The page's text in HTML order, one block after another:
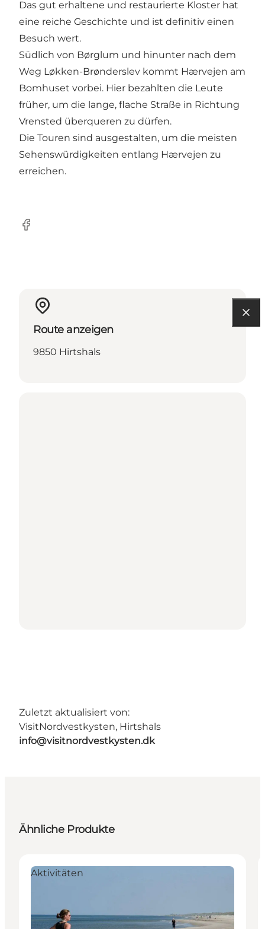
Das gut erhaltene und restaurierte Kloster hat
eine reiche Geschichte und ist definitiv einen
Besuch wert.
Südlich von Børglum und hinunter nach dem
Weg Løkken-Brønderslev kommt Hærvejen am
Bomhuset vorbei. Hier bezahlten die Leute
früher, um die lange, flache Straße in Richtung
Vrensted überqueren zu dürfen.
Die Touren sind ausgestalten, um die meisten
Sehenswürdigkeiten entlang Hærvejen zu
erreichen.
Facebook
Route anzeigen
9850 Hirtshals
Zuletzt aktualisiert von:
VisitNordvestkysten, Hirtshals
info@visitnordvestkysten.dk
Ähnliche Produkte
Aktivitäten